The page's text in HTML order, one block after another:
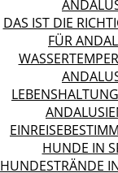
DAS IST DIE
FÜR
HUNDE IN
HUNDESTRÄNDE